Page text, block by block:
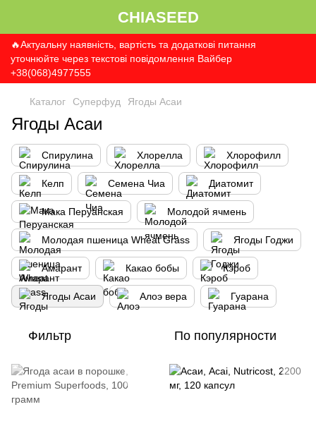
CHIASEED
🔥Актуальну наявність, вартість та додаткові питання
уточнюйте через текстові повідомлення Вайбер
+38(068)4977555
Каталог Суперфуд Ягоды Асаи
Ягоды Асаи
Спирулина Хлорелла Хлорофилл
Келп Семена Чиа Диатомит
Мака Перуанская Молодой ячмень
Молодая пшеница Wheat Grass Ягоды Годжи
Амарант Какао бобы Кэроб
Ягоды Асаи Алоэ вера Гуарана
Фильтр По популярности